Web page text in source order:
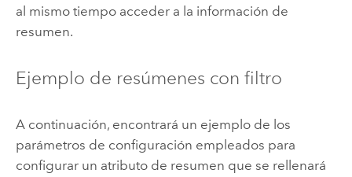
al mismo tiempo acceder a la información de
resumen.
Ejemplo de resúmenes con filtro
A continuación, encontrará un ejemplo de los
parámetros de configuración empleados para
configurar un atributo de resumen que se rellenará